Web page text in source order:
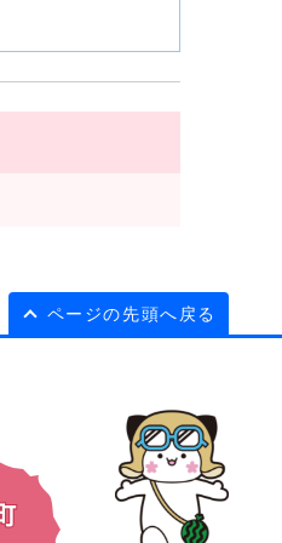
ページの先頭へ戻る